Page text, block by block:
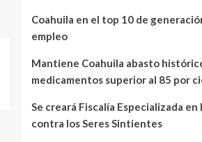
Coahuila en el top 10 de
empleo
Mantiene Coahuila abasto
medicamentos superior al 85 por
Se creará Fiscalía Especializada
contra los Seres Sintientes